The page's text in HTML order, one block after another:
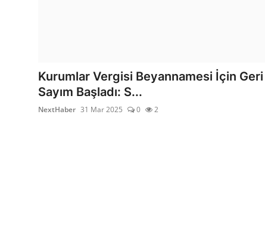
Kurumlar Vergisi Beyannamesi İçin Geri
Sayım Başladı: S...
NextHaber 31 Mar 2025 0 2